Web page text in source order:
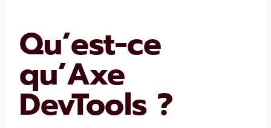
Qu’est-ce
qu’Axe
DevTools ?